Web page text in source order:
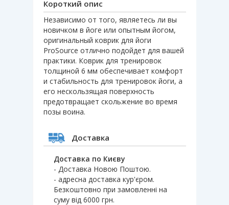
Короткий опис
Независимо от того, являетесь ли вы
новичком в йоге или опытным йогом,
оригинальный коврик для йоги
ProSource отлично подойдет для вашей
практики. Коврик для тренировок
толщиной 6 мм обеспечивает комфорт
и стабильность для тренировок йоги, а
его нескользящая поверхность
предотвращает скольжение во время
позы воина.
Доставка
Доставка по Києву
- Доставка Новою Поштою.
- адресна доставка кур'єром.
Безкоштовно при замовленні на
суму від 6000 грн.